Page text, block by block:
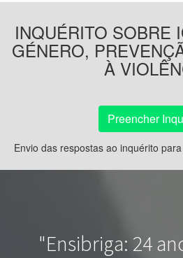
INQUÉRITO SOBRE
GÉNERO,
À
Preencher
Envio das respostas ao inquérito
"Ensibriga: 24